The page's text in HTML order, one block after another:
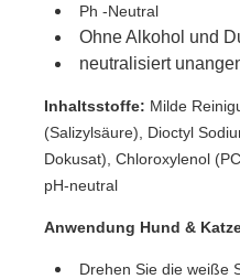
Ph -Neutral
Ohne Alkohol und
neutralisiert
Inhaltsstoffe: Milde
(Salizylsäure), Dioctyl
Dokusat), Chloroxylenol
pH-neutral
Anwendung Hund &
Drehen Sie die weiße